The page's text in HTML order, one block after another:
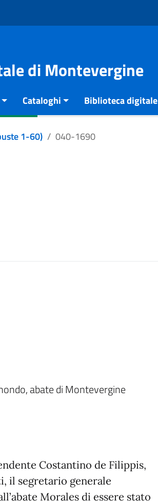
di Montevergine
Cataloghi Biblioteca digitale
1-60) 040-1690
abate di Montevergine
Costantino de Filippis,
il segretario generale
Morales di essere stato